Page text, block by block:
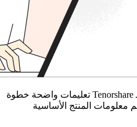
توفر أدلة الفيديو الخاصة بـ Tenorshare تعليمات واضحة خطوة
المنتج الأساسية